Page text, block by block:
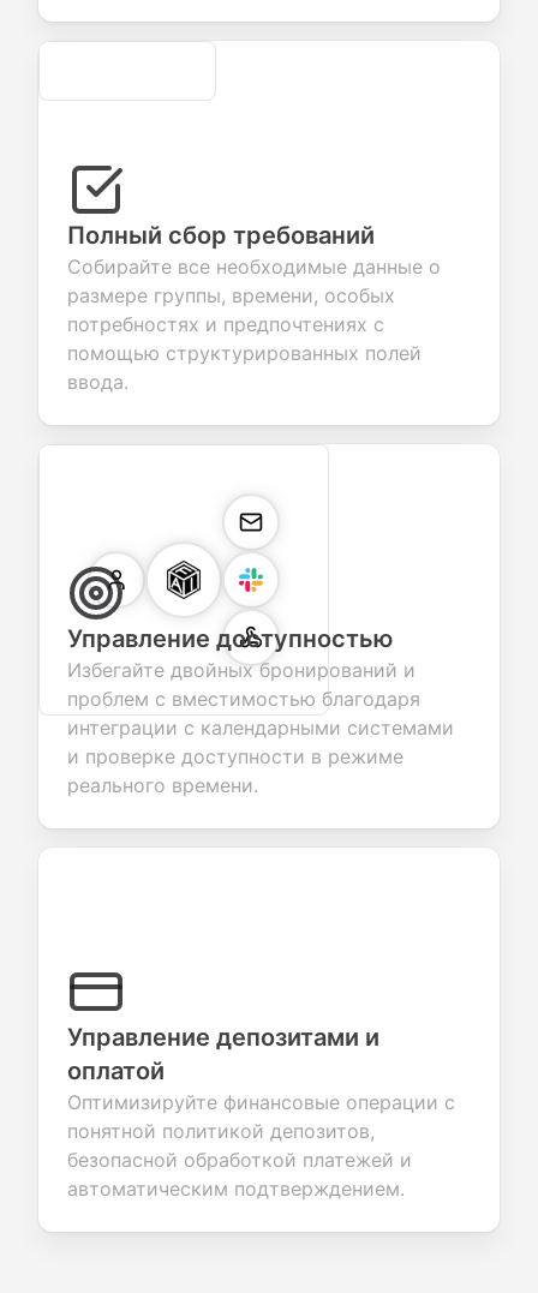
Secure
Полный сбор требований
Собирайте все необходимые данные о
размере группы, времени, особых
потребностях и предпочтениях с
помощью структурированных полей
ввода.
Управление доступностью
Избегайте двойных бронирований и
проблем с вместимостью благодаря
интеграции с календарными системами
и проверке доступности в режиме
реального времени.
Управление депозитами и
оплатой
Оптимизируйте финансовые операции с
понятной политикой депозитов,
безопасной обработкой платежей и
автоматическим подтверждением.